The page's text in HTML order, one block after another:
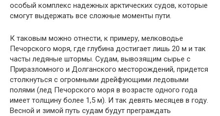
особый комплекс надежных арктических судов, которые
смогут выдержать все сложные моменты пути.
К таковым можно отнести, к примеру, мел­ководье
Печорского моря, где глубина достигает лишь 20 м и так
часты ледяные штормы. Судам, вывозящим сырье с
Приразломного и Долган­ского месторождений, придется
столкнуться с огромными дрейфующими ледовыми
полями (лед Печорского моря в возрасте одного года
имеет толщину более 1,5 м). И так девять меся­цев в году.
Весной и зимой путь судам будут преграждать